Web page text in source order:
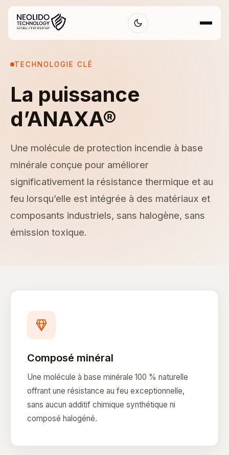
TECHNOLOGIE CLÉ
La puissance
d’ANAXA®
Une molécule de protection incendie à base
minérale conçue pour améliorer
significativement la résistance thermique et au
feu lorsqu’elle est intégrée à des matériaux et
composants industriels, sans halogène, sans
émission toxique.
Composé minéral
Une molécule à base minérale 100 % naturelle
offrant une résistance au feu exceptionnelle,
sans aucun additif chimique synthétique ni
composé halogéné.